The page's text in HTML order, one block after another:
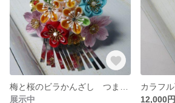
展示中
12,000円